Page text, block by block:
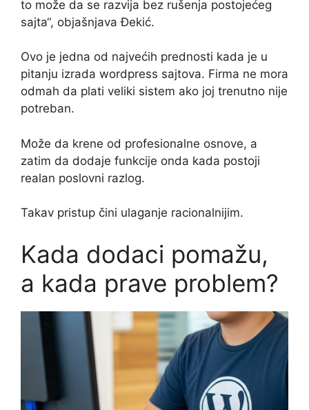
to može da se razvija bez rušenja postojećeg
sajta“, objašnjava Đekić.
Ovo je jedna od najvećih prednosti kada je u
pitanju izrada wordpress sajtova. Firma ne mora
odmah da plati veliki sistem ako joj trenutno nije
potreban.
Može da krene od profesionalne osnove, a
zatim da dodaje funkcije onda kada postoji
realan poslovni razlog.
Takav pristup čini ulaganje racionalnijim.
Kada dodaci pomažu,
a kada prave problem?